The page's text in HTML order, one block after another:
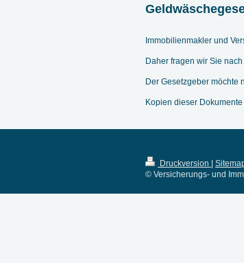
Immobilienmakler und
Daher fragen wir Sie
Der Gesetzgeber möchte
Kopien dieser
Druckversion |
© Versicherungs- und